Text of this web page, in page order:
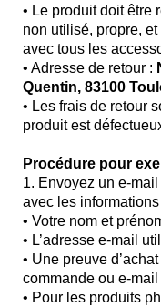
• Le produit doit être
non utilisé, propre,
avec tous les
• Adresse de retour :
Quentin, 83100
• Les frais de retour
produit est
Procédure pour
1. Envoyez un e-mail
avec les
• Votre nom et
• L’adresse e-mail
• Une preuve
commande ou e-
• Pour les produits